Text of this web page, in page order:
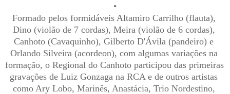
•
Formado pelos formidáveis Altamiro Carrilho (flauta),
Dino (violão de 7 cordas), Meira (violão de 6 cordas),
Canhoto (Cavaquinho), Gilberto D'Ávila (pandeiro) e
Orlando Silveira (acordeon), com algumas variações na
formação, o Regional do Canhoto participou das primeiras
gravações de Luiz Gonzaga na RCA e de outros artistas
como Ary Lobo, Marinês, Anastácia, Trio Nordestino,